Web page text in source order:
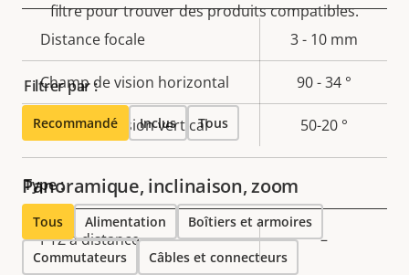
Description
de la
propriété
la
propriété
Distance focale 3 - 10 mm
Champ de vision horizontal 90 - 34 °
Champ de vision vertical 50-20 °
Panoramique, inclinaison, zoom
Description
de la
Valeur de
la
PTZ à distance –
filtre pour trouver des produits compatibles.
Filtrer par :
Recommandé Inclus Tous
Type :
Tous Alimentation Boîtiers et armoires
Commutateurs Câbles et connecteurs